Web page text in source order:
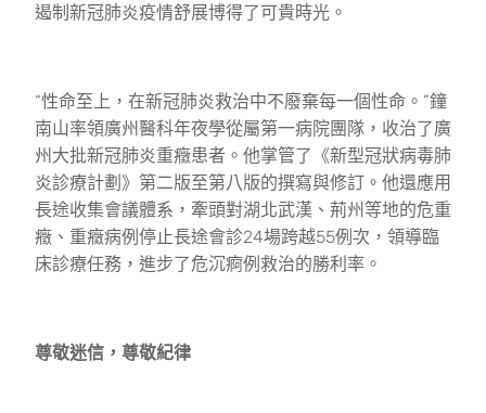
遏制新冠肺炎疫情舒展博得了可貴時光。
“性命至上，在新冠肺炎救治中不廢棄每一個性命。”鐘
南山率領廣州醫科年夜學從屬第一病院團隊，收治了廣
州大批新冠肺炎重癥患者。他掌管了《新型冠狀病毒肺
炎診療計劃》第二版至第八版的撰寫與修訂。他還應用
長途收集會議體系，牽頭對湖北武漢、荊州等地的危重
癥、重癥病例停止長途會診24場跨越55例次，領導臨
床診療任務，進步了危沉痾例救治的勝利率。
尊敬迷信，尊敬紀律